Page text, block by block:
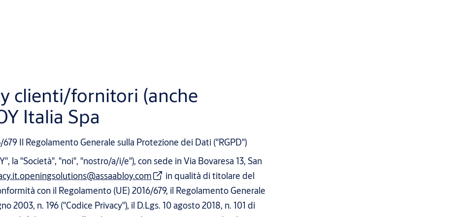
clienti/fornitori (anche
Italia Spa
Il Regolamento Generale sulla Protezione dei Dati ("RGPD")
la "Società", "noi", "nostro/a/i/e"), con sede in Via Bovaresa 13, San
in qualità di titolare del
con il Regolamento (UE) 2016/679, il Regolamento Generale
2003, n. 196 ("Codice Privacy"), il D.Lgs. 10 agosto 2018, n. 101 di